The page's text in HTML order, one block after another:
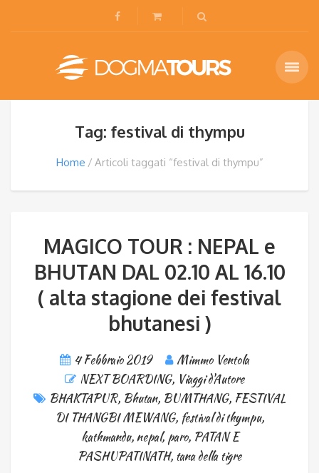
Tag: festival di thympu
Home Articoli taggati “festival di thympu”
MAGICO TOUR : NEPAL e
BHUTAN DAL 02.10 AL 16.10
( alta stagione dei festival
bhutanesi )
4 Febbraio 2019
Mimmo Ventola
NEXT BOARDING, Viaggi d'Autore
BHAKTAPUR, Bhutan, BUMTHANG, FESTIVAL
DI THANGBI MEWANG, festival di thympu,
kathmandu, nepal,paro, PATAN E
PASHUPATINATH, tana della tigre